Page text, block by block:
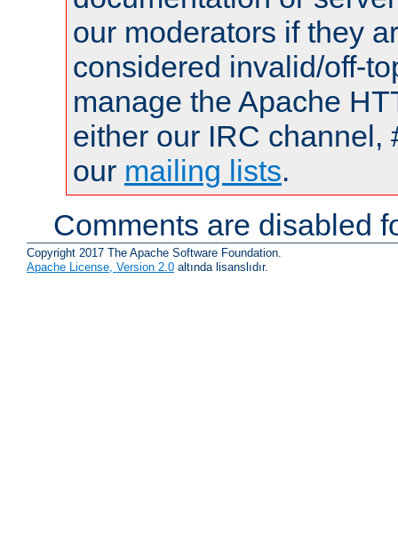
our moderators if they
considered invalid/off-
manage the Apache
either our IRC channel,
our mailing lists.
Comments are disabled
Copyright 2017 The Apache Software Foundation.
Apache License, Version 2.0 altında lisanslıdır.